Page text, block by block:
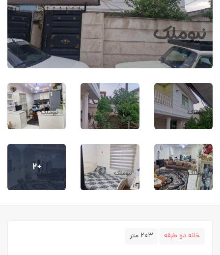
+۲
خانه دو طبقه ۲۰۳ متر